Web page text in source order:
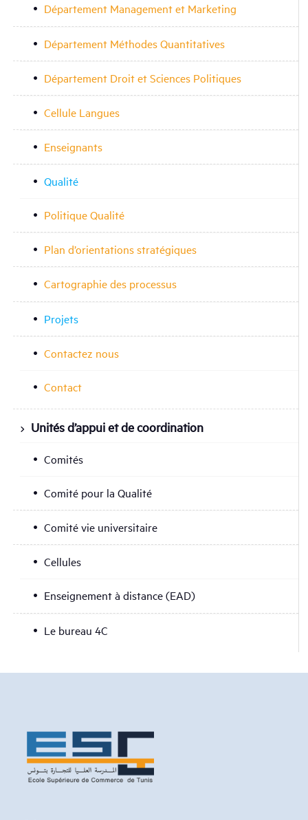
Département Management et Marketing
Département Méthodes Quantitatives
Département Droit et Sciences Politiques
Cellule Langues
Enseignants
Qualité
Politique Qualité
Plan d’orientations stratégiques
Cartographie des processus
Projets
Contactez nous
Contact
Unités d’appui et de coordination
Comités
Comité pour la Qualité
Comité vie universitaire
Cellules
Enseignement à distance (EAD)
Le bureau 4C